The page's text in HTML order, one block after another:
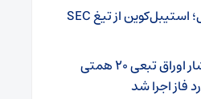
نفس راحت پی‌پال؛ استیبل‌کوین از تیغ SEC
بیمه سهام و انتشار اوراق تبعی ۲۰ همتی
فاز اجرا شد